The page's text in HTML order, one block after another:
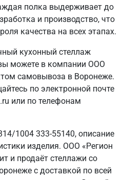
полка выдерживает до
и производство, что
качества на всех этапах.
кухонный стеллаж
можете в компании ООО
самовывоза в Воронеже.
по электронной почте
или по телефонам
1004 333-55140, описание
изделия. ООО «Регион
и продаёт стеллажи со
с доставкой по всей